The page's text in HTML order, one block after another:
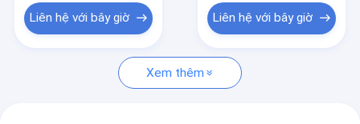
Pin Lithium Iron Phosphate
Liên hệ với bây giờ Liên hệ với bây giờ
Xem thêm